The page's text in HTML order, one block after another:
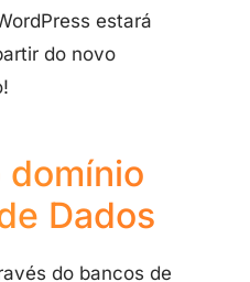
estará
do novo
domínio
Dados
do bancos de